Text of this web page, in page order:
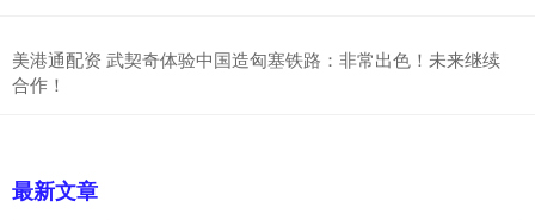
美港通配资 武契奇体验中国造匈塞铁路：非常出色！未来继续
合作！
最新文章